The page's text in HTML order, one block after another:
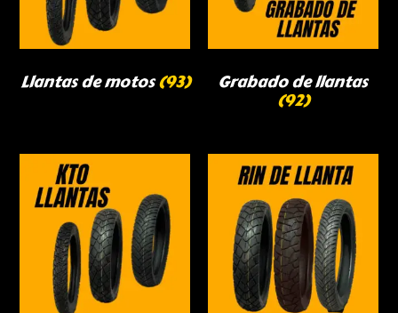
Llantas de motos(93) Grabado de llantas
(92)